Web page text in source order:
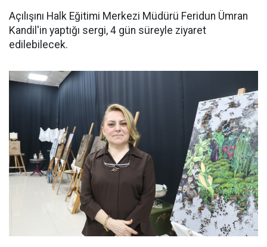
Açılışını Halk Eğitimi Merkezi Müdürü Feridun Ümran
Kandil'in yaptığı sergi, 4 gün süreyle ziyaret
edilebilecek.